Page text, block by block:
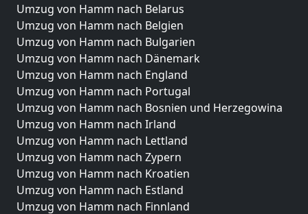
Umzug von Hamm nach Belarus
Umzug von Hamm nach Belgien
Umzug von Hamm nach Bulgarien
Umzug von Hamm nach Dänemark
Umzug von Hamm nach England
Umzug von Hamm nach Portugal
Umzug von Hamm nach Bosnien und Herzegowina
Umzug von Hamm nach Irland
Umzug von Hamm nach Lettland
Umzug von Hamm nach Zypern
Umzug von Hamm nach Kroatien
Umzug von Hamm nach Estland
Umzug von Hamm nach Finnland